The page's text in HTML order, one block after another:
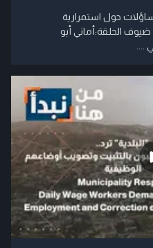
حول استمرارية
الحلقة:أماني أبو
....